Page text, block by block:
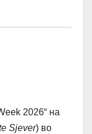
2026“ на
Sjever) во